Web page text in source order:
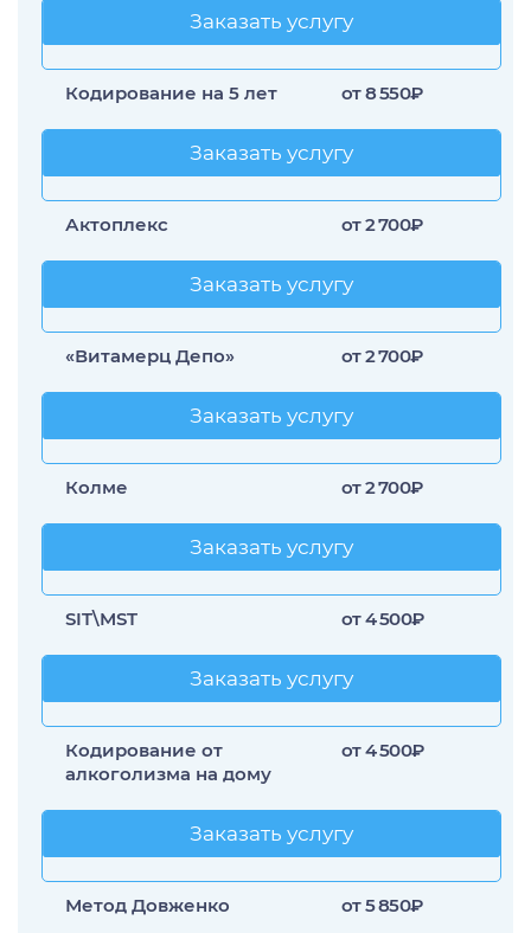
Заказать услугу
Заказать услугу
Кодирование на 5 лет от 8 550₽
Заказать услугу
Заказать услугу
Актоплекс от 2 700₽
Заказать услугу
Заказать услугу
«Витамерц Депо» от 2 700₽
Заказать услугу
Заказать услугу
Колме от 2 700₽
Заказать услугу
Заказать услугу
SIT\MST от 4 500₽
Заказать услугу
Заказать услугу
Кодирование от
алкоголизма на дому
от 4 500₽
Заказать услугу
Заказать услугу
Метод Довженко от 5 850₽